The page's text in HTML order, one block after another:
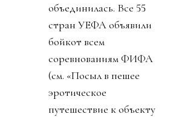
объединилась. Все 55
стран УЕФА объявили
бойкот всем
соревнованиям ФИФА
(см. «Посыл в пешее
эротическое
путешествие к объекту